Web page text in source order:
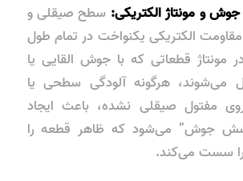
جوش و مونتاژ الکتریکی: سطح صیقلی و
الکتریکی یکنواخت در تمام طول
مونتاژ قطعاتی که با جوش القایی یا
می‌شوند، هرگونه آلودگی سطحی یا
مفتول صیقلی نشده، باعث ایجاد
جوش” می‌شود که ظاهر قطعه را
سست می‌کند.